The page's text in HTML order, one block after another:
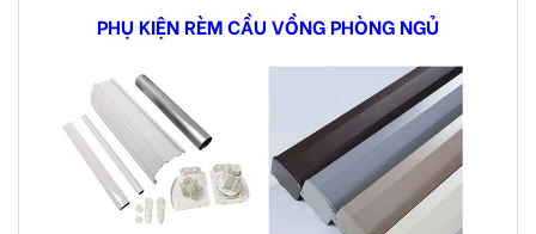
PHỤ KIỆN RÈM CẦU VỒNG PHÒNG NGỦ